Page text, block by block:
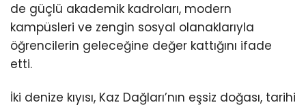
de güçlü akademik kadroları, modern
kampüsleri ve zengin sosyal olanaklarıyla
öğrencilerin geleceğine değer kattığını ifade
etti.
İki denize kıyısı, Kaz Dağları’nın eşsiz doğası, tarihi